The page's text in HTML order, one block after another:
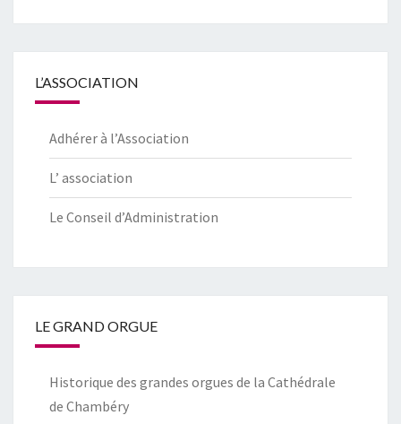
L’ASSOCIATION
Adhérer à l’Association
L’ association
Le Conseil d’Administration
LE GRAND ORGUE
Historique des grandes orgues de la Cathédrale
de Chambéry